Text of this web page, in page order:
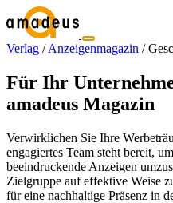
Verlag / Anzeigenmagazin /
Für Ihr
amadeus Magazin
Verwirklichen Sie Ihre
engagiertes Team steht bereit,
beeindruckende Anzeigen
Zielgruppe auf effektive Weise
für eine nachhaltige Präsenz in